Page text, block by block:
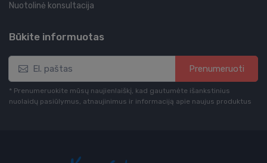
Nuotolinė konsultacija
Būkite informuotas
Prenumeruoti
* Prenumeruokite mūsų naujienlaiškį, kad gautumėte išankstinius
nuolaidų pasiūlymus, atnaujinimus ir informaciją apie naujus produktus